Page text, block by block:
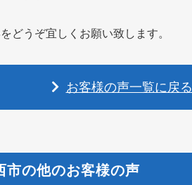
どうぞ宜しくお願い致します。
お客様の声一覧に戻る
市の他のお客様の声